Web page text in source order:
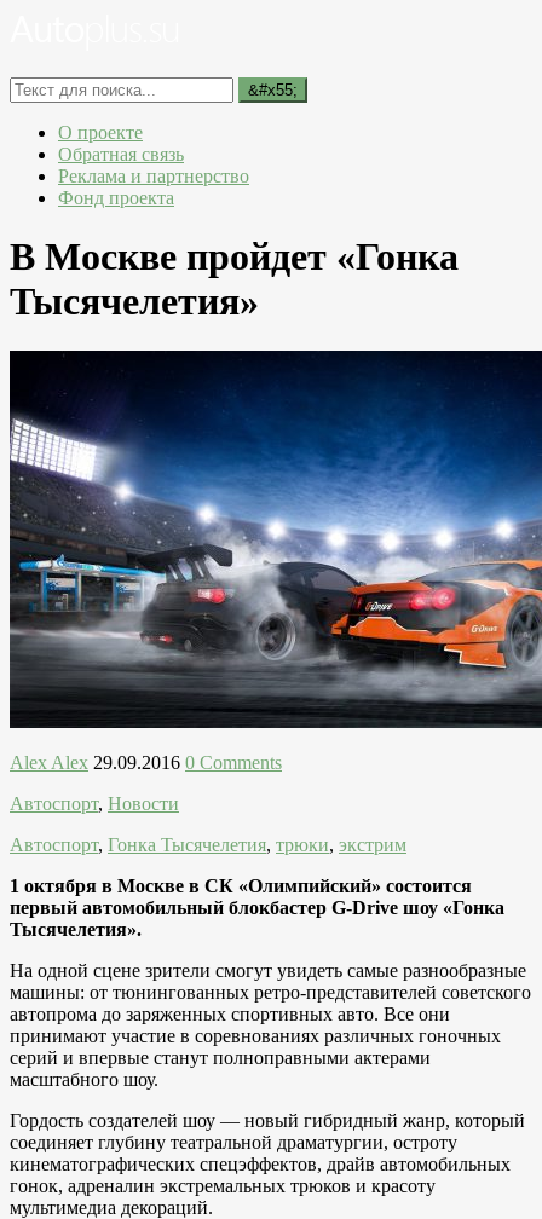
О проекте
Обратная связь
Реклама и партнерство
Фонд проекта
В Москве пройдет «Гонка
Тысячелетия»
Alex Alex 29.09.2016 0 Comments
Автоспорт, Новости
Автоспорт, Гонка Тысячелетия, трюки, экстрим
1 октября в Москве в СК «Олимпийский» состоится
первый автомобильный блокбастер G-Drive шоу «Гонка
Тысячелетия».
На одной сцене зрители смогут увидеть самые разнообразные
машины: от тюнингованных ретро-представителей советского
автопрома до заряженных спортивных авто. Все они
принимают участие в соревнованиях различных гоночных
серий и впервые станут полноправными актерами
масштабного шоу.
Гордость создателей шоу — новый гибридный жанр, который
соединяет глубину театральной драматургии, остроту
кинематографических спецэффектов, драйв автомобильных
гонок, адреналин экстремальных трюков и красоту
мультимедиа декораций.